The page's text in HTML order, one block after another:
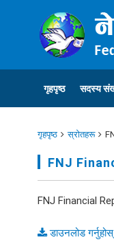
गृहपृष्ठ सदस्य
गृहपृष्ठ स्रोतहरू
FNJ
FNJ Financial
डाउनलोड गर्नुहोस्